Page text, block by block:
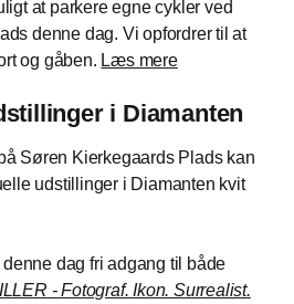
at parkere egne cykler ved
denne dag. Vi opfordrer til at
og gåben. Læs mere
i Diamanten
Søren Kierkegaards Plads kan
udstillinger i Diamanten kvit
dag fri adgang til både
- Fotograf. Ikon. Surrealist.